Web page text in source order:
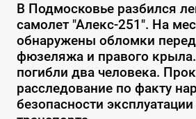
В Подмосковье разбился
самолет "Алекс-251". На
обнаружены обломки
фюзеляжа и правого
погибли два человека.
расследование по факту
безопасности